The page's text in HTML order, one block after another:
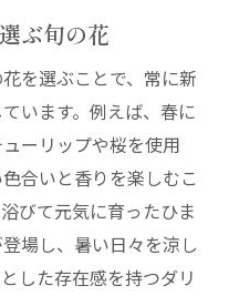
ぶ旬の花
を選ぶことで、常に新
います。例えば、春に
ーリップや桜を使用
合いと香りを楽しむこ
びて元気に育ったひま
場し、暑い日々を涼し
した存在感を持つダリ